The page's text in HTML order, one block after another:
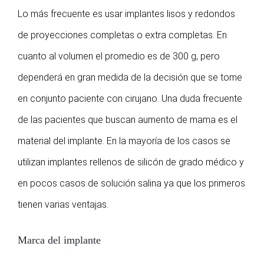
Lo más frecuente es usar implantes lisos y redondos
de proyecciones completas o extra completas. En
cuanto al volumen el promedio es de 300 g, pero
dependerá en gran medida de la decisión que se tome
en conjunto paciente con cirujano. Una duda frecuente
de las pacientes que buscan aumento de mama es el
material del implante. En la mayoría de los casos se
utilizan implantes rellenos de silicón de grado médico y
en pocos casos de solución salina ya que los primeros
tienen varias ventajas.
Marca del implante